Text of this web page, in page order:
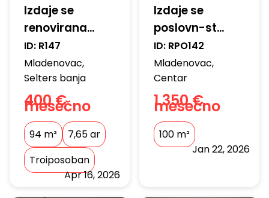
Izdaje se
renovirana...
ID: R147
Mladenovac,
Selters banja
400 €
mesečno
94 m²
7,65 ar
Troiposoban
Apr 16, 2026
Izdaje se
poslovn-st...
ID: RPO142
Mladenovac,
Centar
1.350 €
mesečno
100 m²
Jan 22, 2026